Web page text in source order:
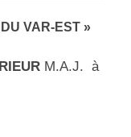
VAR-EST »
M.A.J. à